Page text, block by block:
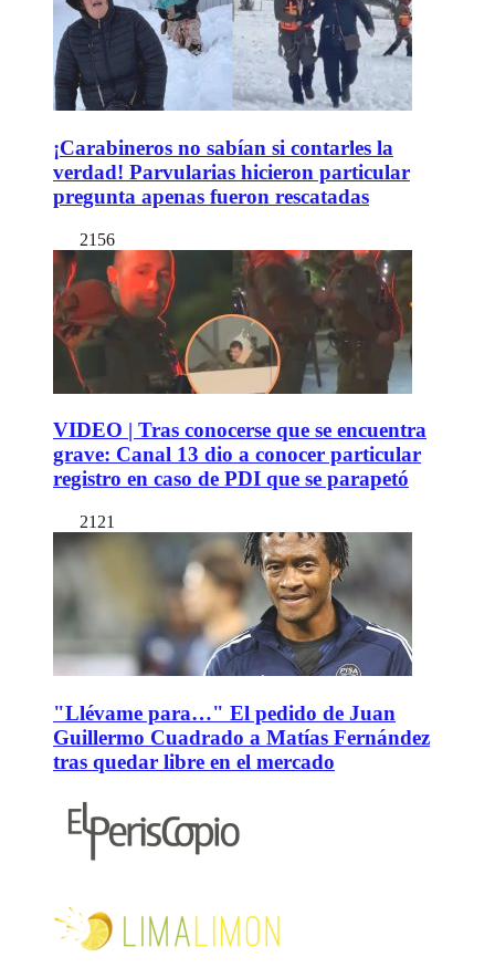
¡Carabineros no sabían si contarles la
verdad! Parvularias hicieron particular
pregunta apenas fueron rescatadas
2156
VIDEO | Tras conocerse que se encuentra
grave: Canal 13 dio a conocer particular
registro en caso de PDI que se parapetó
2121
"Llévame para…" El pedido de Juan
Guillermo Cuadrado a Matías Fernández
tras quedar libre en el mercado